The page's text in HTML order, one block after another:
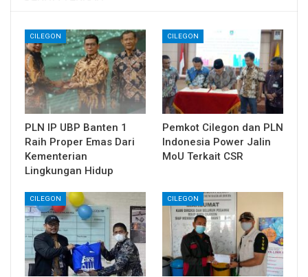
CILEGON
PLN IP UBP Banten 1
Raih Proper Emas Dari
Kementerian
Lingkungan Hidup
CILEGON
Pemkot Cilegon dan PLN
Indonesia Power Jalin
MoU Terkait CSR
CILEGON CILEGON